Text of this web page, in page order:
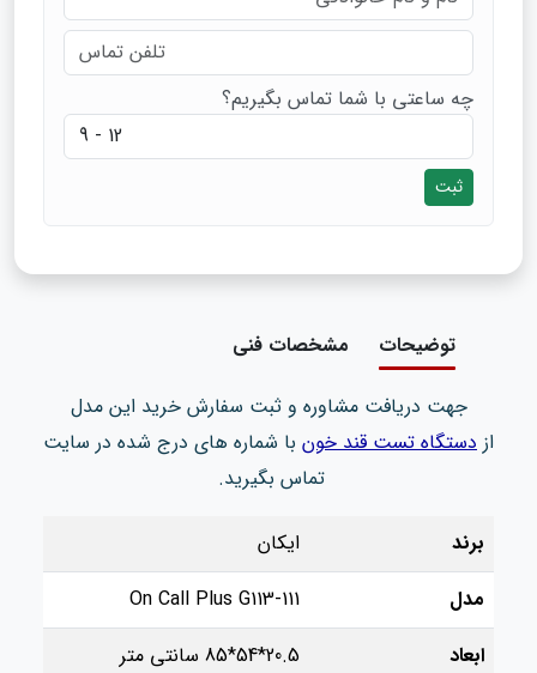
چه ساعتی با شما تماس بگیریم؟
ثبت
توضیحات مشخصات فنی
جهت دریافت مشاوره و ثبت سفارش خرید این مدل
از دستگاه تست قند خون با شماره های درج شده در سایت
تماس بگیرید.
برند
ایکان
مدل
On Call Plus G113-111
ابعاد
20.5*54*85 سانتی متر